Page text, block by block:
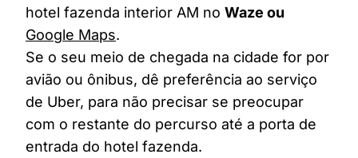
hotel fazenda interior AM no Waze ou
Google Maps.
Se o seu meio de chegada na cidade for por
avião ou ônibus, dê preferência ao serviço
de Uber, para não precisar se preocupar
com o restante do percurso até a porta de
entrada do hotel fazenda.